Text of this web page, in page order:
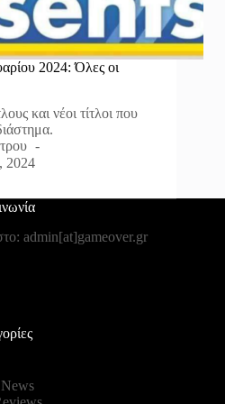
2024: Όλες οι
και νέοι τίτλοι που
2024
admin[at]gameover.gr
News